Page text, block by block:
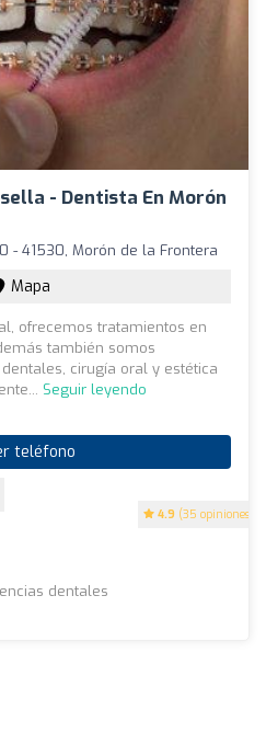
- Dentista En Morón
4.9 (35 opiniones)
- 41530, Morón de la Frontera
Mapa
ofrecemos tratamientos en
también somos
cirugía oral y estética
Seguir leyendo
teléfono
dentales